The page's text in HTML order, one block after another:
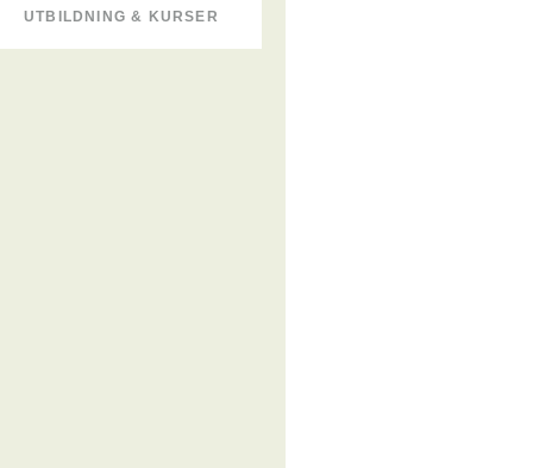
UTBILDNING & KURSER